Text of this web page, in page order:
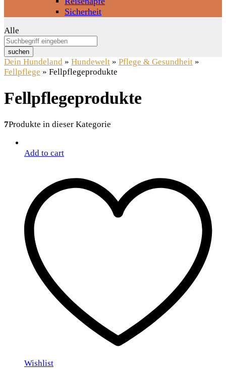
Sicherheit
Alle
suchen
Dein Hundeland » Hundewelt » Pflege & Gesundheit »
Fellpflege » Fellpflegeprodukte
Fellpflegeprodukte
7Produkte in dieser Kategorie
Add to cart
Wishlist